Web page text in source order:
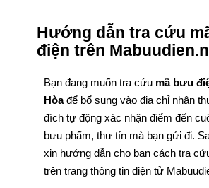
Hướng dẫn tra cứu
điện trên
Bạn đang muốn tra cứu mã bưu
Hòađể bổ sung vào địa chỉ nhận
đích tự động xác nhận điểm đến
bưu phẩm, thư tín mà bạn gửi đi.
xin hướng dẫn cho bạn cách tra
trên trang thông tin điện tử